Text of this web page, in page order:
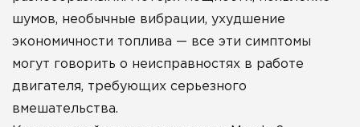
шумов, необычные вибрации, ухудшение
экономичности топлива — все эти симптомы
могут говорить о неисправностях в работе
двигателя, требующих серьезного
вмешательства.